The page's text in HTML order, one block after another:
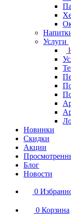
Услуги
Новинки
Скидки
Акции
Блог
Новости
0
0 Корзина